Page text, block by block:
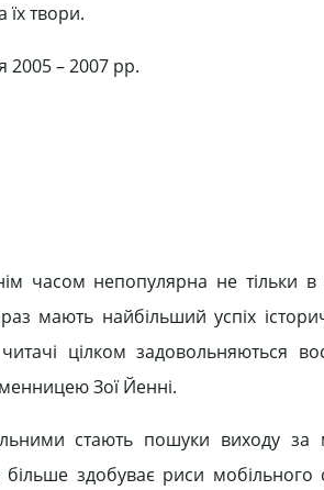
твори.
2005 – 2007 рр.
часом непопулярна не тільки
мають найбільший успіх
цілком задовольняються
Зої Йенні.
стають пошуки виходу за
здобуває риси